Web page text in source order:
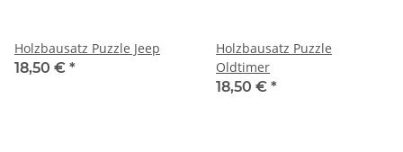
Holzbausatz Puzzle Jeep
18,50 € *
Holzbausatz Puzzle
Oldtimer
18,50 € *